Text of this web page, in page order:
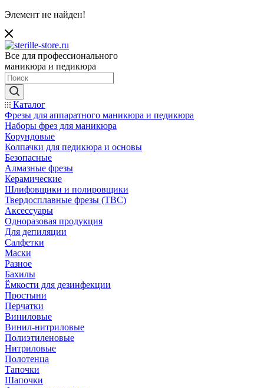
Элемент не найден!
Все для профессионального
маникюра и педикюра
Каталог
Фрезы для аппаратного маникюра и педикюра
Наборы фрез для маникюра
Корундовые
Колпачки для педикюра и основы
Безопасные
Алмазные фрезы
Керамические
Шлифовщики и полировщики
Твердосплавные фрезы (ТВС)
Аксессуары
Одноразовая продукция
Для депиляции
Салфетки
Маски
Разное
Бахилы
Ёмкости для дезинфекции
Простыни
Перчатки
Виниловые
Винил-нитриловые
Полиэтиленовые
Нитриловые
Полотенца
Тапочки
Шапочки